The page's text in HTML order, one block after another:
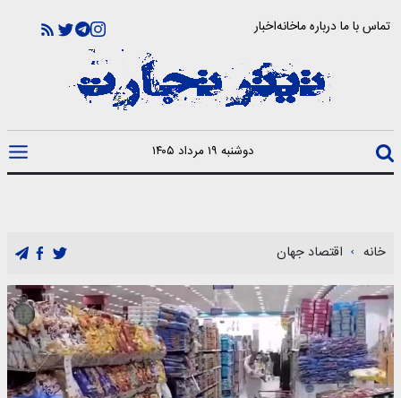
تماس با مادرباره ماخانهاخبار
دوشنبه ۱۹ مرداد ۱۴۰۵
خانه اقتصاد جهان